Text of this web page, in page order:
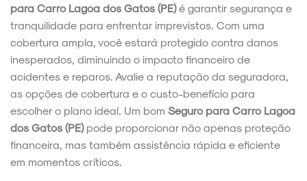
para Carro Lagoa dos Gatos (PE)é garantir segurança e
tranquilidade para enfrentar imprevistos. Com uma
cobertura ampla, você estará protegido contra danos
inesperados, diminuindo o impacto financeiro de
acidentes e reparos. Avalie a reputação da seguradora,
as opções de cobertura e o custo-benefício para
escolher o plano ideal. Um bom Seguro para Carro Lagoa
dos Gatos (PE)pode proporcionar não apenas proteção
financeira, mas também assistência rápida e eficiente
em momentos críticos.